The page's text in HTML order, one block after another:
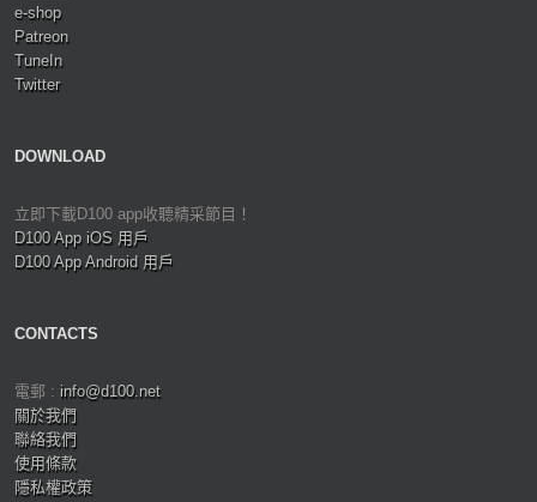
e-shop
Patreon
TuneIn
Twitter
DOWNLOAD
立即下載D100 app收聽精采節目！
D100 App iOS 用戶
D100 App Android 用戶
CONTACTS
電郵 : info@d100.net
關於我們
聯絡我們
使用條款
隱私權政策